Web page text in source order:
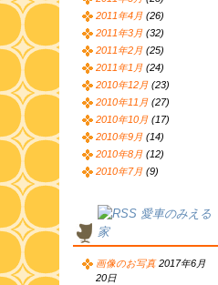
2011年4月 (26)
2011年3月 (32)
2011年2月 (25)
2011年1月 (24)
2010年12月 (23)
2010年11月 (27)
2010年10月 (17)
2010年9月 (14)
2010年8月 (12)
2010年7月 (9)
愛車のみえる
家
画像のお写真 2017年6月
20日